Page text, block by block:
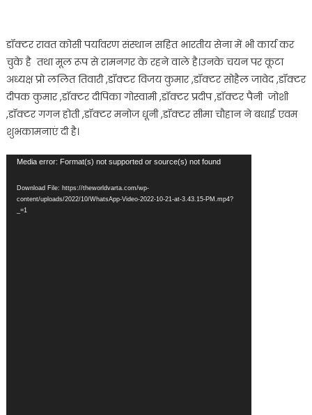
डॉक्टर रावत कोसी पर्यावरण संस्थान सहित भारतीय सेना में भी कार्य कर
चुके है तथा मूल रूप से रामनगर के रहने वाले है।उनके चयन पर कूटा
अध्यक्ष प्रो ललित तिवारी ,डॉक्टर विजय कुमार ,डॉक्टर सोहैल जावेद ,डॉक्टर
दीपक कुमार ,डॉक्टर दीपिका गोस्वामी ,डॉक्टर प्रदीप ,डॉक्टर पैनी जोशी
,डॉक्टर गगन होती ,डॉक्टर मनोज धूनी ,डॉक्टर सीमा चौहान ने बधाई एवम
शुभकामनाएं दी है।
Video
Media error: Format(s) not supported or source(s) not found
Download File: https://theworldvarta.com/wp-
content/uploads/2022/10/WhatsApp-Video-2022-10-21-at-3.43.15-PM.mp4?
_=1